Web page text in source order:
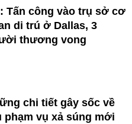
Tấn công vào trụ sở cơ
di trú ở Dallas, 3
thương vong
chi tiết gây sốc về
phạm vụ xả súng mới